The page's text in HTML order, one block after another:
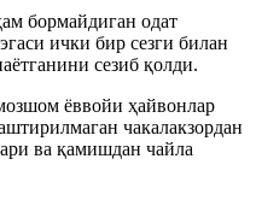
бормайдиган одат
ички бир сезги билан
сезиб қолди.
ёввойи ҳайвонлар
чакалакзордан
ва қамишдан чайла